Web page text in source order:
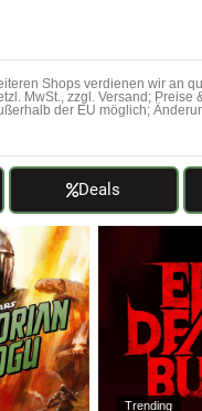
Shops verdienen wir an
MwSt., zzgl. Versand;
der EU möglich;
Deals
Trending